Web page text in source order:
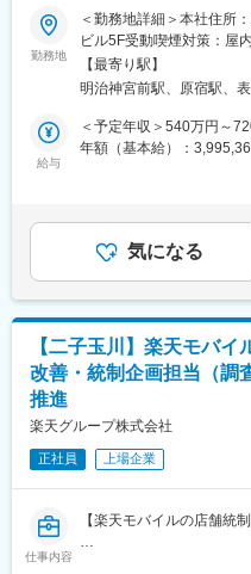
変更の範囲：会社の定める
行政手続きの負担を減ら
会の日本における急務で
みを支える基盤となります
～拡大を続けるStore事
■業務内容：
東京原宿の2店舗、名古屋
っていただき、下記の業
ゆるアクションを期待し
・店舗スタッフマネージ
・店舗採用計画策定及び採
・新規出店に伴う業務全般
・社内外の調整
など
■当社について：
といった熱狂的なカルチ
店舗となり、それぞれの
進を続けています。
勤務地
＜勤務地詳細＞本社住所
ビル5F受動喫煙対策：屋
【最寄り駅】
明治神宮前駅、原宿駅、
給与
＜予定年収＞540万円～
年額（基本給）：
給与補足＞※残業時間が
はあくまでも目安の金額
あります。月給(月額)は
気になる
【二子玉川】楽天モバ
改善・統制企画担当（調
推進
楽天グループ株式会社
正社員 上場企業
仕事内容
【楽天モバイルの店舗統